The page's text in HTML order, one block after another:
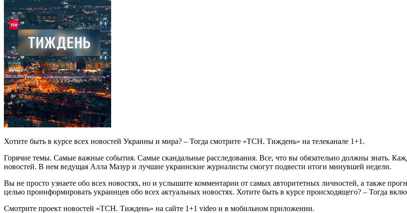
Хотите быть в курсе всех новостей Украины и мира? – Тогда смотрите «ТСН. Тиждень» на телеканале 1+1.
Горячие темы. Самые важные события. Самые скандальные расследования. Все, что вы обязательно должны знать.
новостей. В нем ведущая Алла Мазур и лучшие украинские журналисты смогут подвести итоги минувшей недели.
Вы не просто узнаете обо всех новостях, но и услышите комментарии от самых авторитетных личностей, а также
целью проинформировать украинцев обо всех актуальных новостях. Хотите быть в курсе происходящего? – Тогда
Смотрите проект новостей «ТСН. Тиждень» на сайте 1+1 video и в мобильном приложении.